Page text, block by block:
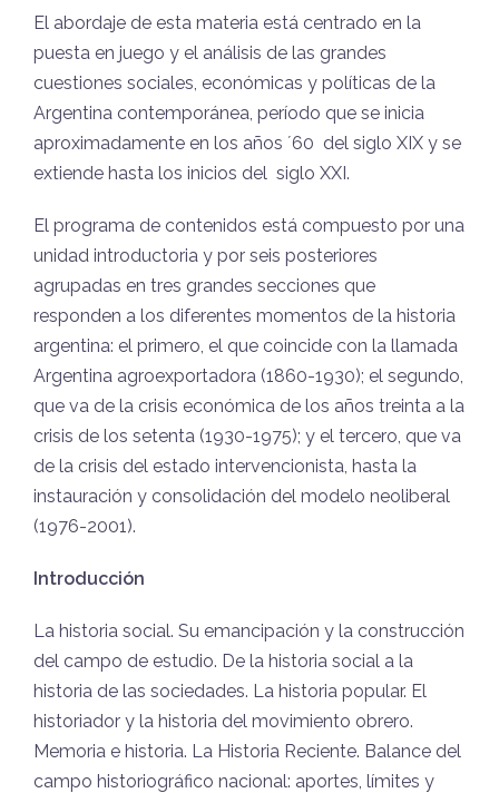
El abordaje de esta materia está centrado en la
puesta en juego y el análisis de las grandes
cuestiones sociales, económicas y políticas de la
Argentina contemporánea, período que se inicia
aproximadamente en los años ´60 del siglo XIX y se
extiende hasta los inicios del siglo XXI.
El programa de contenidos está compuesto por una
unidad introductoria y por seis posteriores
agrupadas en tres grandes secciones que
responden a los diferentes momentos de la historia
argentina: el primero, el que coincide con la llamada
Argentina agroexportadora (1860-1930); el segundo,
que va de la crisis económica de los años treinta a la
crisis de los setenta (1930-1975); y el tercero, que va
de la crisis del estado intervencionista, hasta la
instauración y consolidación del modelo neoliberal
(1976-2001).
Introducción
La historia social. Su emancipación y la construcción
del campo de estudio. De la historia social a la
historia de las sociedades. La historia popular. El
historiador y la historia del movimiento obrero.
Memoria e historia. La Historia Reciente. Balance del
campo historiográfico nacional: aportes, límites y